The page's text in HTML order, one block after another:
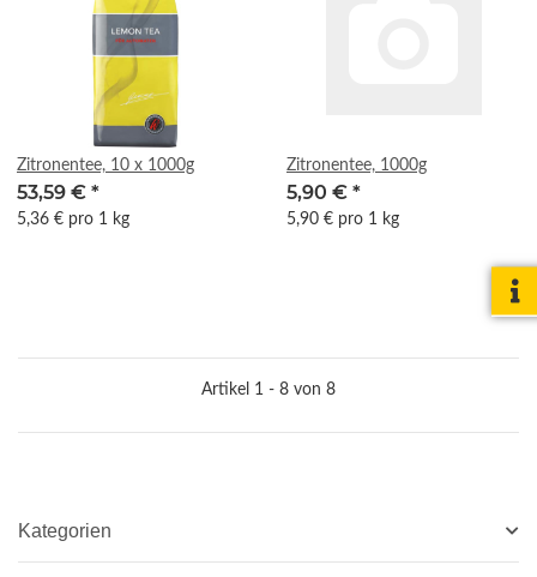
Zitronentee, 10 x 1000g
53,59 € *
5,36 € pro 1 kg
Zitronentee, 1000g
5,90 € *
5,90 € pro 1 kg
Artikel 1 - 8 von 8
Kategorien